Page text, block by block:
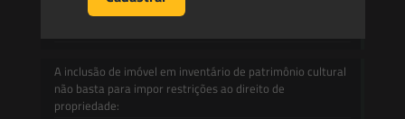
Mudanças climáticas, risco operacional e a relevância do
A inclusão de imóvel em inventário de patrimônio cultural
não basta para impor restrições ao direito de
propriedade: